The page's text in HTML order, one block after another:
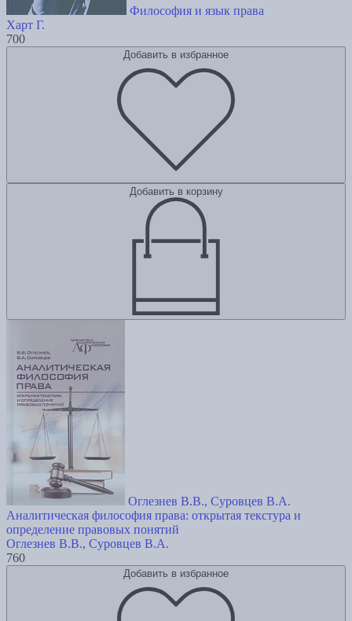
Философия и язык права
Харт Г.
700
Добавить в избранное
Добавить в корзину
Оглезнев В.В., Суровцев В.А.
Аналитическая философия права: открытая текстура и
определение правовых понятий
Оглезнев В.В., Суровцев В.А.
760
Добавить в избранное